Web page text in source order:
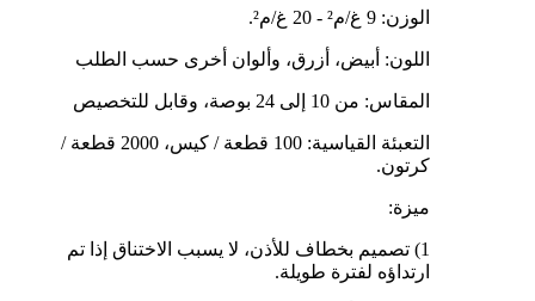
الوزن: 9 غ/م² - 20 غ/م².
اللون: أبيض، أزرق، وألوان أخرى حسب الطلب
المقاس: من 10 إلى 24 بوصة، وقابل للتخصيص
التعبئة القياسية: 100 قطعة / كيس، 2000 قطعة /
كرتون.
ميزة:
1) تصميم بخطاف للأذن، لا يسبب الاختناق إذا تم
ارتداؤه لفترة طويلة.